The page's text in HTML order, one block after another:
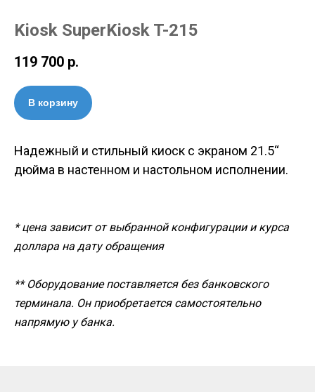
Kiosk SuperKiosk T-215
119 700 р.
В корзину
Надежный и стильный киоск с экраном 21.5“
дюйма в настенном и настольном исполнении.
* цена зависит от выбранной конфигурации и курса
доллара на дату обращения
** Оборудование поставляется без банковского
терминала. Он приобретается самостоятельно
напрямую у банка.